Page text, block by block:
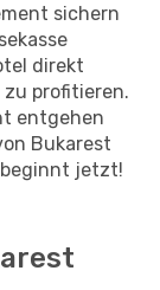
sichern
direkt
profitieren.
entgehen
Bukarest
beginnt jetzt!